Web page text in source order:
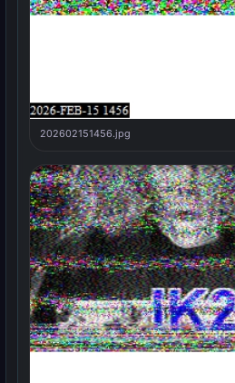
202602151456.jpg